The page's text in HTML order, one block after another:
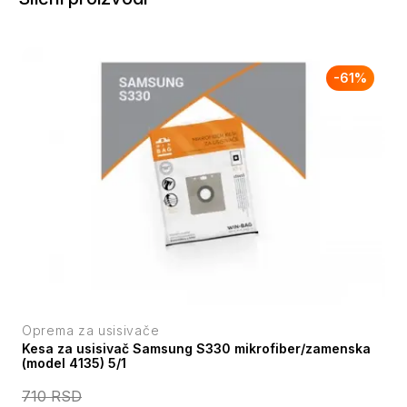
-61%
Oprema za usisivače
Kesa za usisivač Samsung S330 mikrofiber/zamenska
(model 4135) 5/1
710RSD